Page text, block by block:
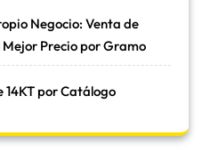
Negocio: Venta de
Mejor Precio por Gramo
14KT por Catálogo